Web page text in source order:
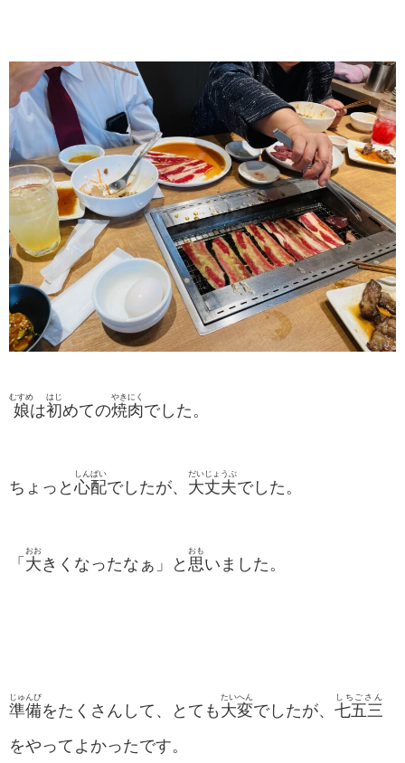
娘
むすめ
は初
はじ
めての焼肉
やきにく
でした。
ちょっと心配
しんぱい
でしたが、 大丈夫
だいじょうぶ
でした。
「 大
おお
きくなったなぁ」と 思
おも
いました。
準備
じゅんび
をたくさんして、とても 大変
たいへん
でしたが、 七五三
しちごさん
をやってよかったです。